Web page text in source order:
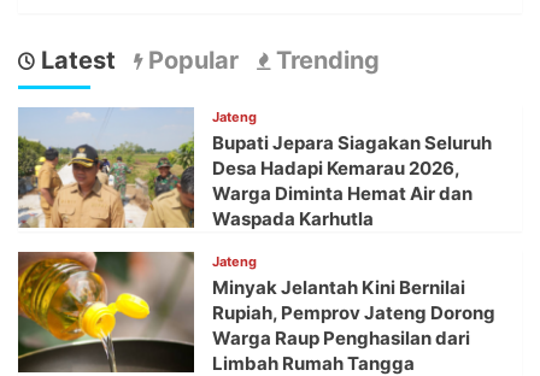
Latest Popular Trending
Jateng
Bupati Jepara Siagakan Seluruh
Desa Hadapi Kemarau 2026,
Warga Diminta Hemat Air dan
Waspada Karhutla
Jateng
Minyak Jelantah Kini Bernilai
Rupiah, Pemprov Jateng Dorong
Warga Raup Penghasilan dari
Limbah Rumah Tangga